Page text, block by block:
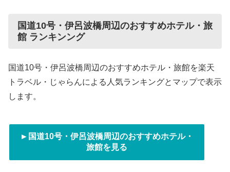
国道10号・伊呂波橋周辺のおすすめホテル・旅
館 ランキンング
国道10号・伊呂波橋周辺のおすすめホテル・旅館を楽天
トラベル・じゃらんによる人気ランキングとマップで表示
します。
►国道10号・伊呂波橋周辺のおすすめホテル・
旅館を見る